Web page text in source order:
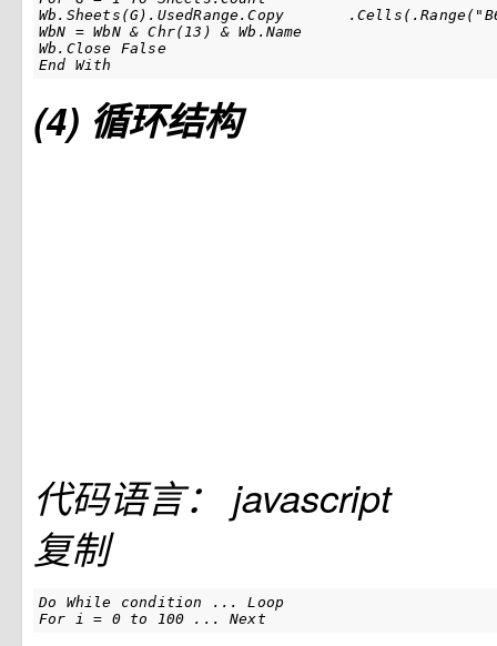
Wb.Sheets(G).UsedRange.Copy
WbN = WbN & Chr(13) & Wb.Name
Wb.Close False
End With
(4) 循环结构
代码语言： javascript
复制
Do While condition ... Loop
For i = 0 to 100 ... Next